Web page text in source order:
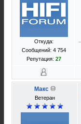
Откуда:
Сообщений: 4 754
Репутация: 27
Макс
Ветеран